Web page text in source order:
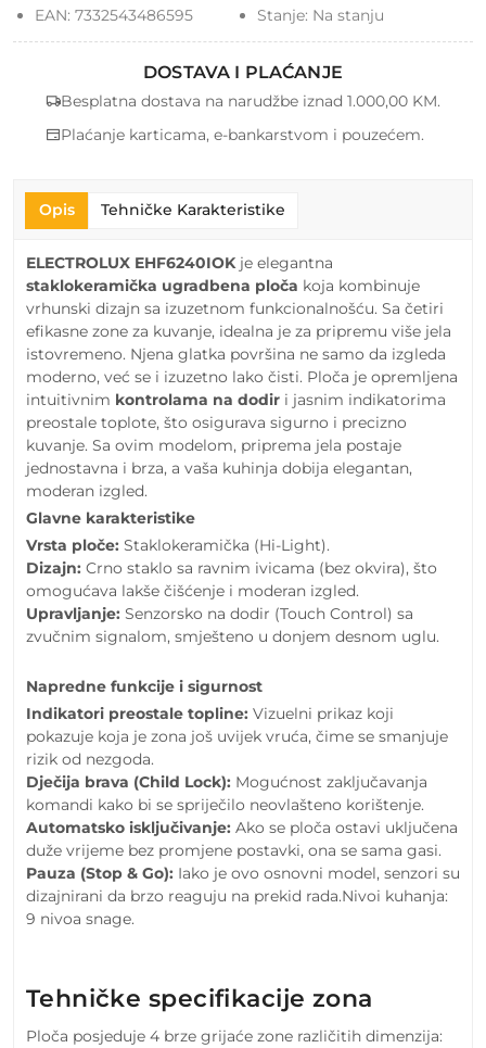
EAN: 7332543486595 Stanje: Na stanju
DOSTAVA I PLAĆANJE
Besplatna dostava na narudžbe iznad 1.000,00 KM.
Plaćanje karticama, e-bankarstvom i pouzećem.
Opis Tehničke Karakteristike
ELECTROLUX EHF6240IOKje elegantna
staklokeramička ugradbena ploča koja kombinuje
vrhunski dizajn sa izuzetnom funkcionalnošću. Sa četiri
efikasne zone za kuvanje, idealna je za pripremu više jela
istovremeno. Njena glatka površina ne samo da izgleda
moderno, već se i izuzetno lako čisti. Ploča je opremljena
intuitivnim kontrolama na dodiri jasnim indikatorima
preostale toplote, što osigurava sigurno i precizno
kuvanje. Sa ovim modelom, priprema jela postaje
jednostavna i brza, a vaša kuhinja dobija elegantan,
moderan izgled.
Glavne karakteristike
Vrsta ploče: Staklokeramička (Hi-Light).
Dizajn: Crno staklo sa ravnim ivicama (bez okvira), što
omogućava lakše čišćenje i moderan izgled.
Upravljanje: Senzorsko na dodir (Touch Control) sa
zvučnim signalom, smješteno u donjem desnom uglu.
Napredne funkcije i sigurnost
Indikatori preostale topline: Vizuelni prikaz koji
pokazuje koja je zona još uvijek vruća, čime se smanjuje
rizik od nezgoda.
Dječija brava (Child Lock): Mogućnost zaključavanja
komandi kako bi se spriječilo neovlašteno korištenje.
Automatsko isključivanje: Ako se ploča ostavi uključena
duže vrijeme bez promjene postavki, ona se sama gasi.
Pauza (Stop & Go): Iako je ovo osnovni model, senzori su
dizajnirani da brzo reaguju na prekid rada.Nivoi kuhanja:
9 nivoa snage.
Tehničke specifikacije zona
Ploča posjeduje 4 brze grijaće zone različitih dimenzija: